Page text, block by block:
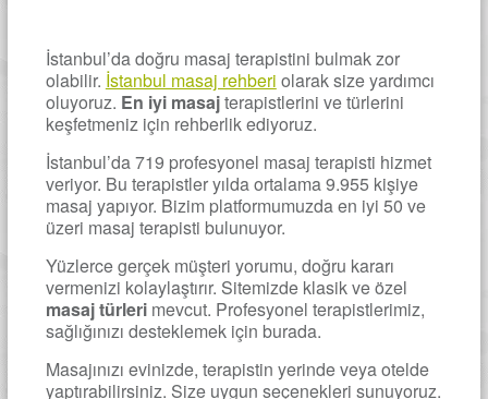
İstanbul’da doğru masaj terapistini bulmak zor
olabilir. İstanbul masaj rehberi olarak size yardımcı
oluyoruz. En iyi masajterapistlerini ve türlerini
keşfetmeniz için rehberlik ediyoruz.
İstanbul’da 719 profesyonel masaj terapisti hizmet
veriyor. Bu terapistler yılda ortalama 9.955 kişiye
masaj yapıyor. Bizim platformumuzda en iyi 50 ve
üzeri masaj terapisti bulunuyor.
Yüzlerce gerçek müşteri yorumu, doğru kararı
vermenizi kolaylaştırır. Sitemizde klasik ve özel
masaj türlerimevcut. Profesyonel terapistlerimiz,
sağlığınızı desteklemek için burada.
Masajınızı evinizde, terapistin yerinde veya otelde
yaptırabilirsiniz. Size uygun seçenekleri sunuyoruz.